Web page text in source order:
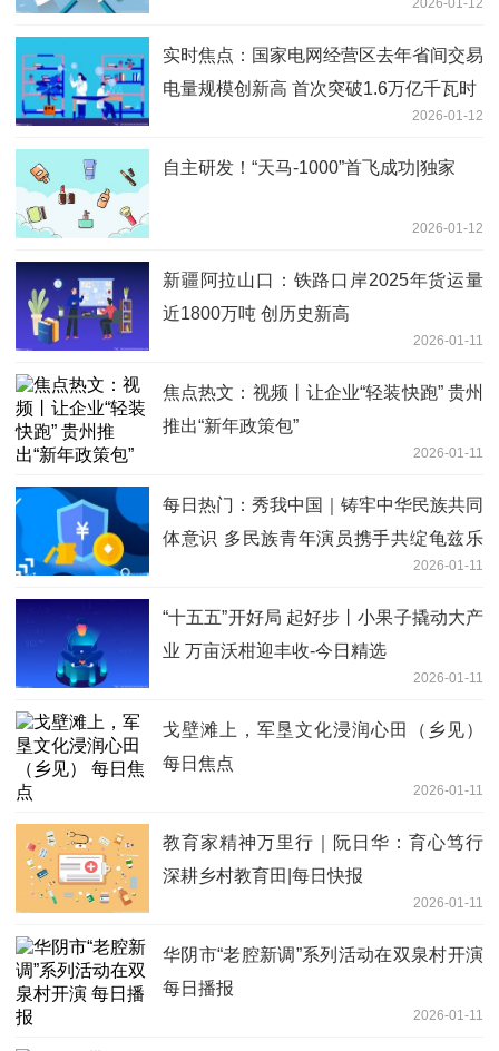
实时焦点：国家电网经营区去年省间交易
电量规模创新高 首次突破1.6万亿千瓦时
2026-01-12
自主研发！“天马-1000”首飞成功|独家
2026-01-12
新疆阿拉山口：铁路口岸2025年货运量
近1800万吨 创历史新高
2026-01-11
焦点热文：视频丨让企业“轻装快跑” 贵州
推出“新年政策包”
2026-01-11
每日热门：秀我中国｜铸牢中华民族共同
体意识 多民族青年演员携手共绽龟兹乐
2026-01-11
“十五五”开好局 起好步丨小果子撬动大产
业 万亩沃柑迎丰收-今日精选
2026-01-11
戈壁滩上，军垦文化浸润心田（乡见）
每日焦点
2026-01-11
教育家精神万里行｜阮日华：育心笃行
深耕乡村教育田|每日快报
2026-01-11
华阴市“老腔新调”系列活动在双泉村开演
每日播报
2026-01-11